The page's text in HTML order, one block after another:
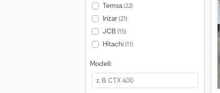
Temsa(22)
Irizar(21)
JCB (15)
Hitachi(11)
Modell: